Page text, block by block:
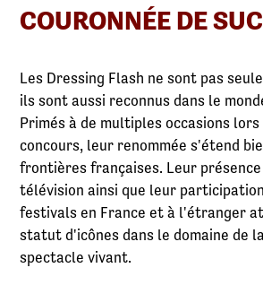
COURONNÉE DE
Les Dressing Flash ne sont pas
ils sont aussi reconnus dans le
Primés à de multiples occasions
concours, leur renommée s'étend
frontières françaises. Leur
télévision ainsi que leur
festivals en France et à l'étranger
statut d'icônes dans le domaine de
spectacle vivant.